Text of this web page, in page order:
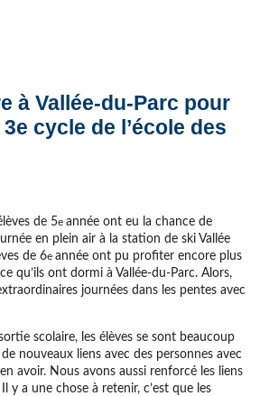
à Vallée-du-Parc pour
cycle de l’école des
de 5e année ont eu la chance de
en plein air à la station de ski Vallée
de 6e année ont pu profiter encore plus
qu’ils ont dormi à Vallée-du-Parc. Alors,
journées dans les pentes avec
scolaire, les élèves se sont beaucoup
nouveaux liens avec des personnes avec
avoir. Nous avons aussi renforcé les liens
y a une chose à retenir, c’est que les